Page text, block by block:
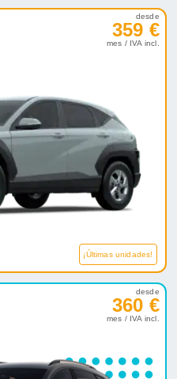
desde
359 €
mes / IVA incl.
¡Últimas unidades!
desde
360 €
mes / IVA incl.